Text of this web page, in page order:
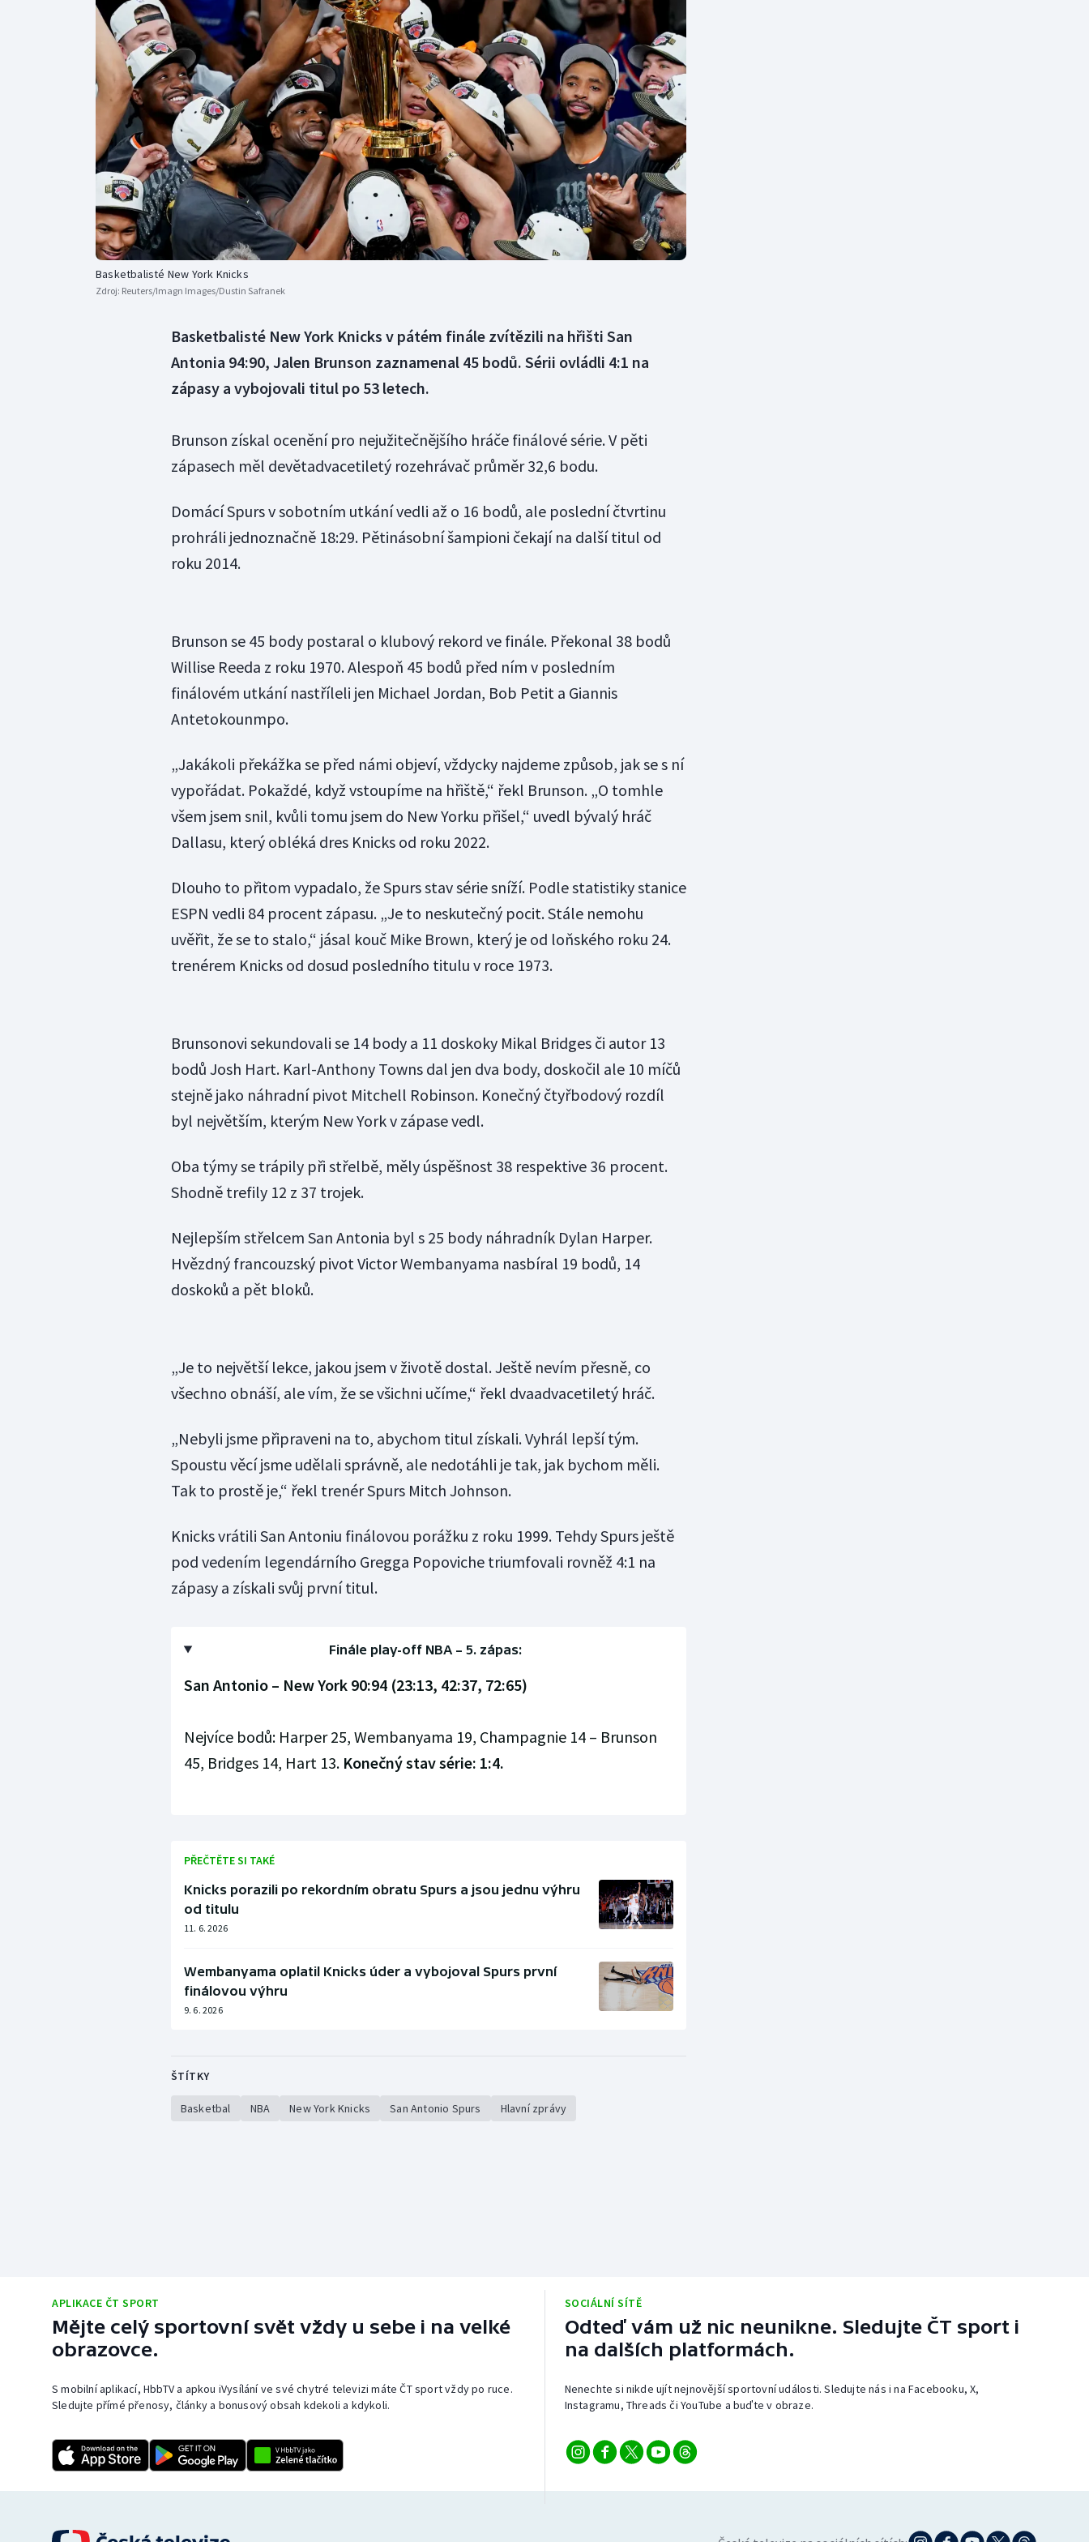
Curling
Dostihy
Florbal
Futsal
Golf
Gymnastika
Moderní pětiboj
Motorsport
Olympijské hry
Parasport
Plavání
Plážový volejbal
Triatlon
Veslování
Vodní slalom
Volejbal
Ostatní
Basketbalisté New York Knicks
Zdroj: Reuters/Imagn Images/Dustin Safranek
Basketbalisté New York Knicks v pátém finále zvítězili na hřišti San
Antonia 94:90, Jalen Brunson zaznamenal 45 bodů. Sérii ovládli 4:1 na
zápasy a vybojovali titul po 53 letech.
Brunson získal ocenění pro nejužitečnějšího hráče finálové série. V pěti
zápasech měl devětadvacetiletý rozehrávač průměr 32,6 bodu.
Domácí Spurs v sobotním utkání vedli až o 16 bodů, ale poslední čtvrtinu
prohráli jednoznačně 18:29. Pětinásobní šampioni čekají na další titul od
roku 2014.
Brunson se 45 body postaral o klubový rekord ve finále. Překonal 38 bodů
Willise Reeda z roku 1970. Alespoň 45 bodů před ním v posledním
finálovém utkání nastříleli jen Michael Jordan, Bob Petit a Giannis
Antetokounmpo.
„Jakákoli překážka se před námi objeví, vždycky najdeme způsob, jak se s ní
vypořádat. Pokaždé, když vstoupíme na hřiště,“ řekl Brunson. „O tomhle
všem jsem snil, kvůli tomu jsem do New Yorku přišel,“ uvedl bývalý hráč
Dallasu, který obléká dres Knicks od roku 2022.
Dlouho to přitom vypadalo, že Spurs stav série sníží. Podle statistiky stanice
ESPN vedli 84 procent zápasu. „Je to neskutečný pocit. Stále nemohu
uvěřit, že se to stalo,“ jásal kouč Mike Brown, který je od loňského roku 24.
trenérem Knicks od dosud posledního titulu v roce 1973.
Brunsonovi sekundovali se 14 body a 11 doskoky Mikal Bridges či autor 13
bodů Josh Hart. Karl-Anthony Towns dal jen dva body, doskočil ale 10 míčů
stejně jako náhradní pivot Mitchell Robinson. Konečný čtyřbodový rozdíl
byl největším, kterým New York v zápase vedl.
Oba týmy se trápily při střelbě, měly úspěšnost 38 respektive 36 procent.
Shodně trefily 12 z 37 trojek.
Nejlepším střelcem San Antonia byl s 25 body náhradník Dylan Harper.
Hvězdný francouzský pivot Victor Wembanyama nasbíral 19 bodů, 14
doskoků a pět bloků.
„Je to největší lekce, jakou jsem v životě dostal. Ještě nevím přesně, co
všechno obnáší, ale vím, že se všichni učíme,“ řekl dvaadvacetiletý hráč.
„Nebyli jsme připraveni na to, abychom titul získali. Vyhrál lepší tým.
Spoustu věcí jsme udělali správně, ale nedotáhli je tak, jak bychom měli.
Tak to prostě je,“ řekl trenér Spurs Mitch Johnson.
Knicks vrátili San Antoniu finálovou porážku z roku 1999. Tehdy Spurs ještě
pod vedením legendárního Gregga Popoviche triumfovali rovněž 4:1 na
zápasy a získali svůj první titul.
Finále play-off NBA – 5. zápas:
San Antonio – New York 90:94 (23:13, 42:37, 72:65)
Nejvíce bodů: Harper 25, Wembanyama 19, Champagnie 14 – Brunson
45, Bridges 14, Hart 13. Konečný stav série: 1:4.
PŘEČTĚTE SI TAKÉ
Knicks porazili po rekordním obratu Spurs a jsou jednu výhru
od titulu
11. 6. 2026
Wembanyama oplatil Knicks úder a vybojoval Spurs první
finálovou výhru
9. 6. 2026
ŠTÍTKY
Basketbal NBA New York Knicks San Antonio Spurs Hlavní zprávy
APLIKACE ČT SPORT
Mějte celý sportovní svět vždy u sebe i na velké
obrazovce.
S mobilní aplikací, HbbTV a apkou iVysílání ve své chytré televizi máte ČT sport vždy po ruce.
Sledujte přímé přenosy, články a bonusový obsah kdekoli a kdykoli.
SOCIÁLNÍ SÍTĚ
Odteď vám už nic neunikne. Sledujte ČT sport i
na dalších platformách.
Nenechte si nikde ujít nejnovější sportovní události. Sledujte nás i na Facebooku, X,
Instagramu, Threads či YouTube a buďte v obraze.